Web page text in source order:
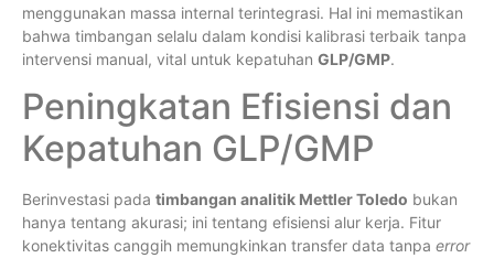
menggunakan massa internal terintegrasi. Hal ini memastikan
bahwa timbangan selalu dalam kondisi kalibrasi terbaik tanpa
intervensi manual, vital untuk kepatuhan GLP/GMP.
Peningkatan Efisiensi dan
Kepatuhan GLP/GMP
Berinvestasi pada timbangan analitik Mettler Toledo bukan
hanya tentang akurasi; ini tentang efisiensi alur kerja. Fitur
konektivitas canggih memungkinkan transfer data tanpa error